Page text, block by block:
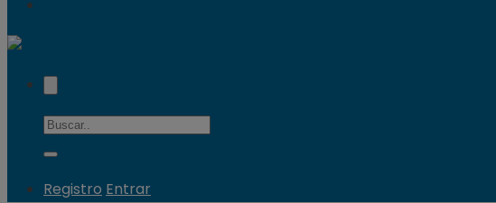
Registro Entrar